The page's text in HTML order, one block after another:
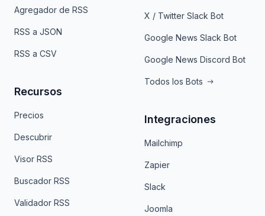
Agregador de RSS
RSS a JSON
RSS a CSV
Recursos
Precios
Descubrir
Visor RSS
Buscador RSS
Validador RSS
X / Twitter Slack Bot
Google News Slack Bot
Google News Discord Bot
Todos los Bots
Integraciones
Mailchimp
Zapier
Slack
Joomla